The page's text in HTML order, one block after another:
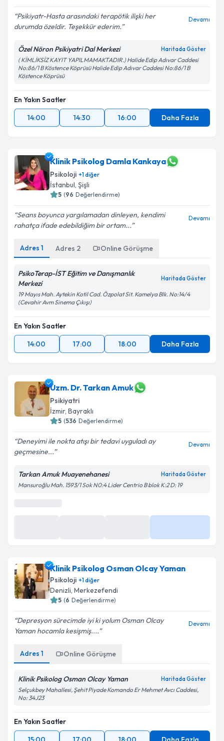
Psikiyatr-Hasta arasındaki terapötik ilişki her
durumda özeldir. Teşekkür ederim.
Devamı
Özel Nöron Psikiyatri Dal Merkezi Haritada Göster
( KİMLİKSİZ KAYIT YAPILMAMAKTADIR.) Halide Edip Adıvar Caddesi
No:86/1 B Köstence Köprüsü Halide Edip Adıvar Caddesi No:86/1 B
Köstence Köprüsü
En Yakın Saatler
14:00
14:30 16:00 Daha Fazla
Klinik Psikolog Damla Kankaya
Psikoloji +1diğer
İstanbul, Şişli
5 (96 Değerlendirme)
Seans boyunca yargılamadan dinleyen, kendimi
rahatça ifade edebildiğim bir ortam...
Devamı
Adres 1 Adres 2 Online Görüşme
PsikoTerap-İST Eğitim ve Danışmanlık
Merkezi
Haritada Göster
19 Mayıs Mah. Aytekin Kotil Cad. Özpolat Sit. Kamelya Blk. No:14/4
(Cevahir Avm Sinema Çıkışı)
En Yakın Saatler
14:00
17:00 18:00 Daha Fazla
Uzm. Dr. Tarkan Amuk
Psikiyatri
İzmir, Bayraklı
5 (536 Değerlendirme)
Deneyimi ile nokta atışı bir tedavi uyguladı ay
geçmesine...
Devamı
Tarkan Amuk Muayenehanesi Haritada Göster
Mansuroğlu Mah. 1593/1 Sok N0:4 Lider Centrio B blok K:2 D: 19
Klinik Psikolog Osman Olcay Yaman
Psikoloji diğer
Denizli,Merkezefendi
( Değerlendirme)
Depresyon sürecimde iyi ki yolum Osman Olcay
Yaman hocamla kesişmiş....
Adres 1 Online Görüşme
Klinik Psikolog Osman Olcay Yaman
Selçukbey Mahallesi, Şehit Piyade Komando Er Mehmet Avcı Caddesi,
En Yakın Saatler